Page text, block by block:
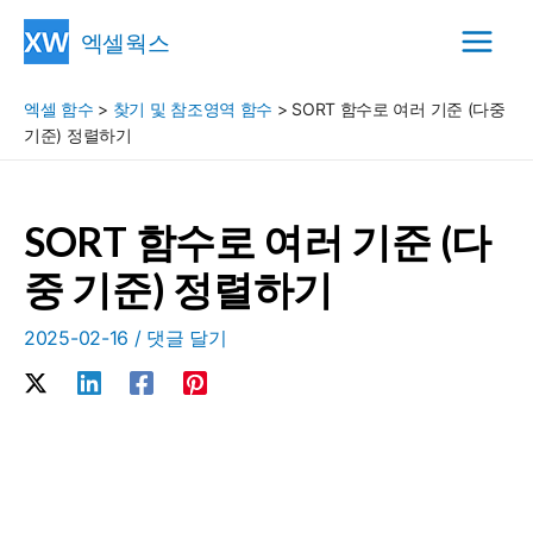
엑셀웍스
Menu
엑셀 함수 > 찾기 및 참조영역 함수 > SORT 함수로 여러 기준 (다중
기준) 정렬하기
SORT 함수로 여러 기준 (다
중 기준) 정렬하기
2025-02-16 / 댓글 달기